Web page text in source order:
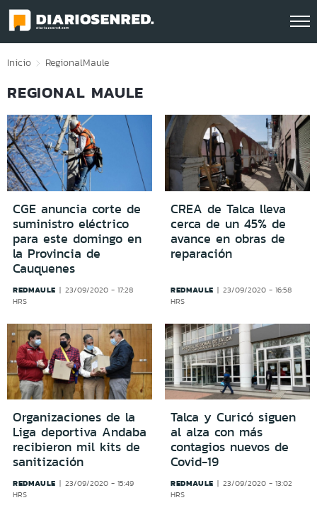
Click acá para ir directamente al contenido
Inicio RegionalMaule
REGIONAL MAULE
CGE anuncia corte de
suministro eléctrico
para este domingo en
la Provincia de
Cauquenes
REDMAULE
23/09/2020 - 17:28
HRS
CREA de Talca lleva
cerca de un 45% de
avance en obras de
reparación
REDMAULE
23/09/2020 - 16:58
HRS
Organizaciones de la
Liga deportiva Andaba
recibieron mil kits de
sanitización
REDMAULE
23/09/2020 - 15:49
HRS
Talca y Curicó siguen
al alza con más
contagios nuevos de
Covid-19
REDMAULE
23/09/2020 - 13:02
HRS